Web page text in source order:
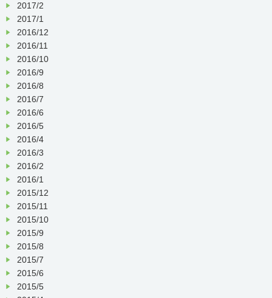
2017/2
2017/1
2016/12
2016/11
2016/10
2016/9
2016/8
2016/7
2016/6
2016/5
2016/4
2016/3
2016/2
2016/1
2015/12
2015/11
2015/10
2015/9
2015/8
2015/7
2015/6
2015/5